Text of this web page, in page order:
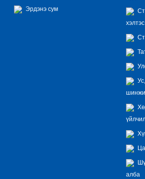
Эрдэнэ сум
хэлтэс
алба